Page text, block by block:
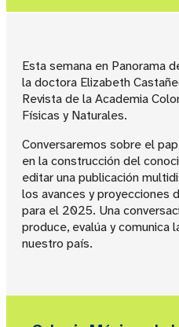
Esta semana en Panorama
la doctora Elizabeth
Revista de la Academia
Físicas y Naturales.
Conversaremos sobre el
en la construcción del
editar una publicación
los avances y proyecciones
para el 2025. Una
produce, evalúa y comunica
nuestro país.